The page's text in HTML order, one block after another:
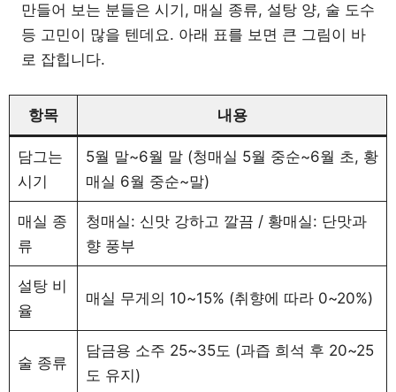
만들어 보는 분들은 시기, 매실 종류, 설탕 양, 술 도수
등 고민이 많을 텐데요. 아래 표를 보면 큰 그림이 바
로 잡힙니다.
항목 내용
담그는
시기
5월 말~6월 말 (청매실 5월 중순~6월 초, 황
매실 6월 중순~말)
매실 종
류
청매실: 신맛 강하고 깔끔 / 황매실: 단맛과
향 풍부
설탕 비
율
매실 무게의 10~15% (취향에 따라 0~20%)
술 종류
담금용 소주 25~35도 (과즙 희석 후 20~25
도 유지)